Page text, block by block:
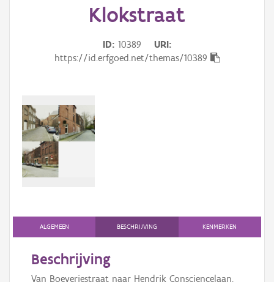
Gebeurtenis
Persoon of collectief
Downloads
Aanmelden
Klokstraat
ID 10389
URI
https://id.erfgoed.net/themas/10389
ALGEMEEN BESCHRIJVING KENMERKEN
Beschrijving
Van Boeveriestraat naar Hendrik Consciencelaan,